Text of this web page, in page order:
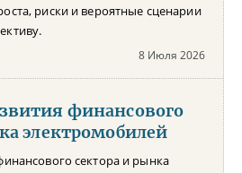
риски и вероятные сценарии
8 Июля 2026
финансового
электромобилей
сектора и рынка